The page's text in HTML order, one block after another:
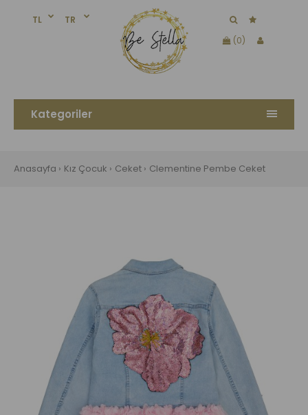
TL
TR
(0)
Kategoriler
Anasayfa Kız Çocuk Ceket Clementine Pembe Ceket